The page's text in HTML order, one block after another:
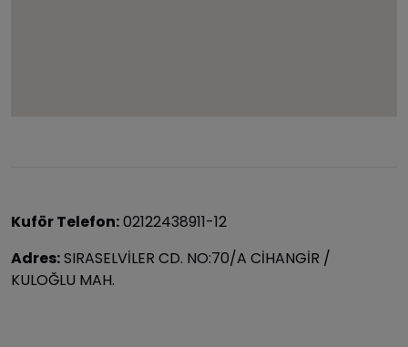
Kuför Telefon:02122438911-12
Adres:SIRASELVİLER CD. NO:70/A CİHANGİR /
KULOĞLU MAH.